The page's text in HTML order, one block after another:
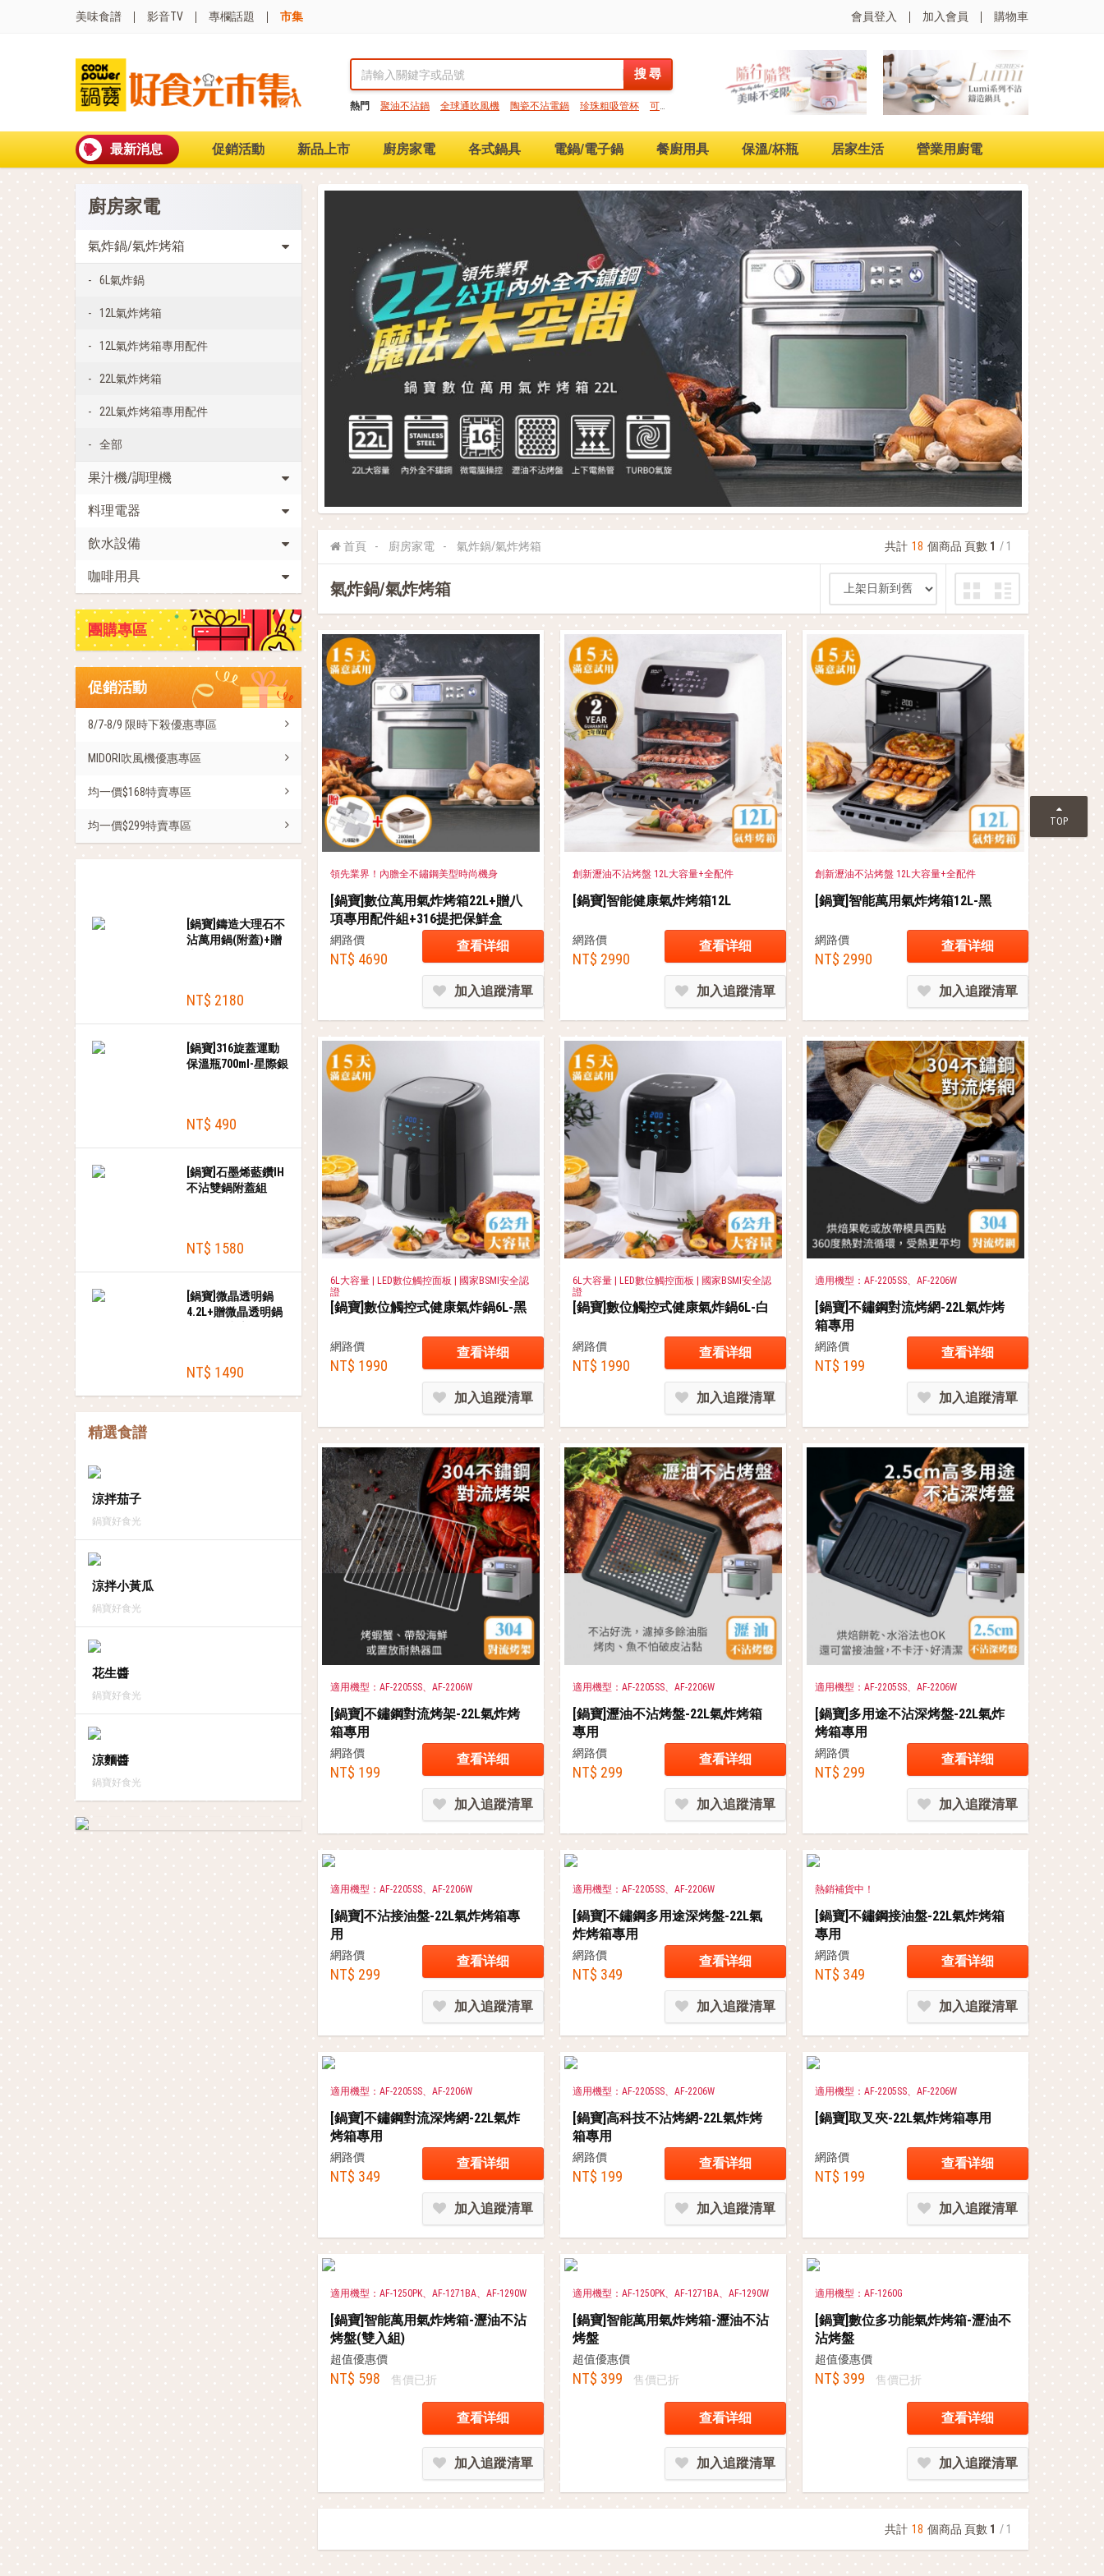
美味食譜 影音TV 專欄話題 市集 會員登入 加入會員 購物車
搜 尋
熱門 聚油不沾鍋 全球通吹風機 陶瓷不沾電鍋 珍珠粗吸管杯
可微
最新消息 促銷活動 新品上市 廚房家電 各式鍋具 電鍋/電子鍋 餐廚用具 保溫/杯瓶 居家生活 營業用廚電
廚房家電
氣炸鍋/氣炸烤箱
6L氣炸鍋
12L氣炸烤箱
12L氣炸烤箱專用配件
22L氣炸烤箱
22L氣炸烤箱專用配件
全部
果汁機/調理機
料理電器
飲水設備
咖啡用具
團購專區
促銷活動
8/7-8/9 限時下殺優惠專區
MIDORI吹風機優惠專區
均一價$168特賣專區
均一價$299特賣專區
[鍋寶]鑄造大理石不
沾萬用鍋(附蓋)+贈
NT$ 2180
[鍋寶]316旋蓋運動
保溫瓶700ml-星際銀
NT$ 490
[鍋寶]石墨烯藍鑽IH
不沾雙鍋附蓋組
NT$ 1580
[鍋寶]微晶透明鍋
4.2L+贈微晶透明鍋
NT$ 1490
精選食譜
涼拌茄子
鍋寶好食光
涼拌小黃瓜
鍋寶好食光
花生醬
鍋寶好食光
涼麵醬
鍋寶好食光
首頁 廚房家電 氣炸鍋/氣炸烤箱 共計 18 個商品 頁數 1 / 1
氣炸鍋/氣炸烤箱
領先業界！內膽全不鏽鋼美型時尚機身
[鍋寶]數位萬用氣炸烤箱22L+贈八
項專用配件組+316提把保鮮盒
2800ml
網路價
NT$ 4690
查看详细
加入追蹤清單
創新瀝油不沾烤盤 12L大容量+全配件
[鍋寶]智能健康氣炸烤箱12L
網路價
NT$ 2990
查看详细
加入追蹤清單
創新瀝油不沾烤盤 12L大容量+全配件
[鍋寶]智能萬用氣炸烤箱12L-黑
網路價
NT$ 2990
查看详细
加入追蹤清單
6L大容量 | LED數位觸控面板 | 國家BSMI安全認
證
[鍋寶]數位觸控式健康氣炸鍋6L-黑
網路價
NT$ 1990
查看详细
加入追蹤清單
6L大容量 | LED數位觸控面板 | 國家BSMI安全認
證
[鍋寶]數位觸控式健康氣炸鍋6L-白
網路價
NT$ 1990
查看详细
加入追蹤清單
適用機型：AF-2205SS、AF-2206W
[鍋寶]不鏽鋼對流烤網-22L氣炸烤
箱專用
網路價
NT$ 199
查看详细
加入追蹤清單
適用機型：AF-2205SS、AF-2206W
[鍋寶]不鏽鋼對流烤架-22L氣炸烤
箱專用
網路價
NT$ 199
查看详细
加入追蹤清單
適用機型：AF-2205SS、AF-2206W
[鍋寶]瀝油不沾烤盤-22L氣炸烤箱
專用
網路價
NT$ 299
查看详细
加入追蹤清單
適用機型：AF-2205SS、AF-2206W
[鍋寶]多用途不沾深烤盤-22L氣炸
烤箱專用
網路價
NT$ 299
查看详细
加入追蹤清單
適用機型：AF-2205SS、AF-2206W
[鍋寶]不沾接油盤-22L氣炸烤箱專
用
網路價
NT$ 299
查看详细
加入追蹤清單
適用機型：AF-2205SS、AF-2206W
[鍋寶]不鏽鋼多用途深烤盤-22L氣
炸烤箱專用
網路價
NT$ 349
查看详细
加入追蹤清單
熱銷補貨中！
[鍋寶]不鏽鋼接油盤-22L氣炸烤箱
專用
網路價
NT$ 349
查看详细
加入追蹤清單
適用機型：AF-2205SS、AF-2206W
[鍋寶]不鏽鋼對流深烤網-22L氣炸
烤箱專用
網路價
NT$ 349
查看详细
加入追蹤清單
適用機型：AF-2205SS、AF-2206W
[鍋寶]高科技不沾烤網-22L氣炸烤
箱專用
網路價
NT$ 199
查看详细
加入追蹤清單
適用機型：AF-2205SS、AF-2206W
[鍋寶]取叉夾-22L氣炸烤箱專用
網路價
NT$ 199
查看详细
加入追蹤清單
適用機型：AF-1250PK、AF-1271BA、AF-1290W
[鍋寶]智能萬用氣炸烤箱-瀝油不沾
烤盤(雙入組)
超值優惠價
NT$ 598 售價已折
查看详细
加入追蹤清單
適用機型：AF-1250PK、AF-1271BA、AF-1290W
[鍋寶]智能萬用氣炸烤箱-瀝油不沾
烤盤
超值優惠價
NT$ 399 售價已折
查看详细
加入追蹤清單
適用機型：AF-1260G
[鍋寶]數位多功能氣炸烤箱-瀝油不
沾烤盤
超值優惠價
NT$ 399 售價已折
查看详细
加入追蹤清單
共計 18 個商品 頁數 1 / 1
TOP
搜 尋